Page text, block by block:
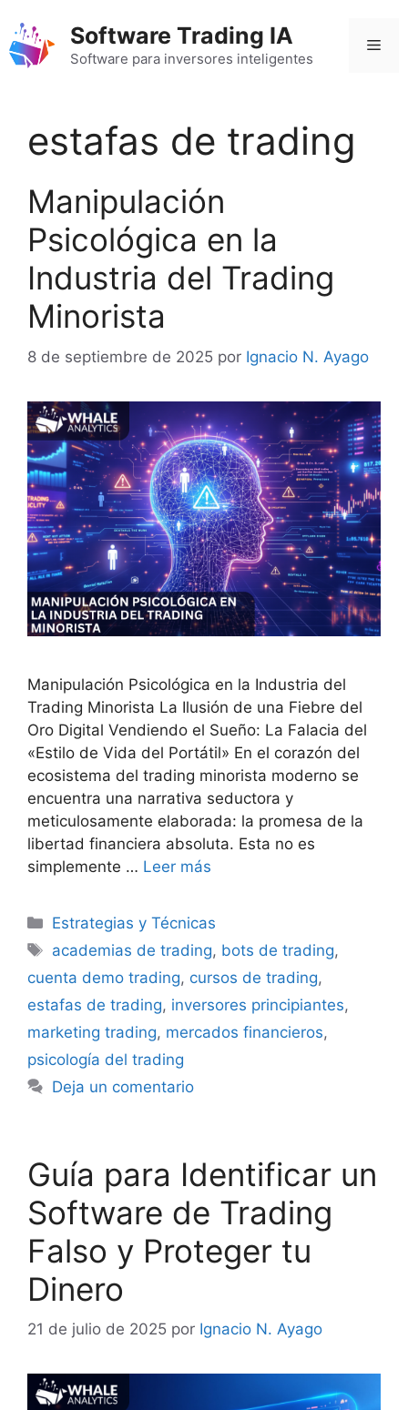
contenido
Software Trading IA
Software para inversores inteligentes
estafas de trading
Manipulación
Psicológica en la
Industria del Trading
Minorista
8 de septiembre de 2025 por Ignacio N. Ayago
Manipulación Psicológica en la Industria del
Trading Minorista La Ilusión de una Fiebre del
Oro Digital Vendiendo el Sueño: La Falacia del
«Estilo de Vida del Portátil» En el corazón del
ecosistema del trading minorista moderno se
encuentra una narrativa seductora y
meticulosamente elaborada: la promesa de la
libertad financiera absoluta. Esta no es
simplemente … Leer más
Categorías
Estrategias y Técnicas
Etiquetas
academias de trading, bots de trading,
cuenta demo trading, cursos de trading,
estafas de trading, inversores principiantes,
marketing trading, mercados financieros,
psicología del trading
Deja un comentario
Guía para Identificar un
Software de Trading
Falso y Proteger tu
Dinero
21 de julio de 2025 por Ignacio N. Ayago